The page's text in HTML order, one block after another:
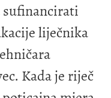
sufinancirati
liječnika
Kada je riječ